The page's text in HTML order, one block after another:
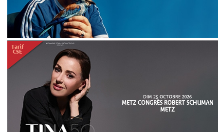
DIM 25 OCTOBRE 2026
METZ CONGRÈS ROBERT SCHUMAN
METZ